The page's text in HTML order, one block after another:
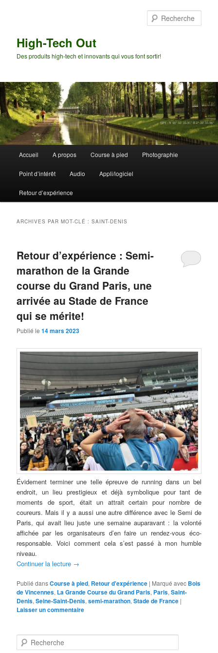
High-Tech Out
Des produits high-tech et innovants qui vous font sortir!
principal
Accueil A propos Course à pied Photographie
Point d’intérêt Audio Appli/logiciel
Retour d’expérience
ARCHIVES PAR MOT-CLÉ :SAINT-DENIS
Retour d’expérience : Semi-
marathon de la Grande
course du Grand Paris, une
arrivée au Stade de France
qui se mérite!
Publié le14 mars 2023
Évidement terminer une telle épreuve de running dans un bel
endroit, un lieu prestigieux et déjà symbolique pour tant de
moments de sport, était un attrait certain pour nombre de
coureurs. Mais il y a aussi une autre différence avec le Semi de
Paris, qui avait lieu juste une semaine auparavant : la volonté
affichée par les organisateurs d’en faire un rendez-vous éco-
responsable. Voici comment cela s’est passé à mon humble
niveau.
Continuer la lecture →
Publié dansCourse à pied, Retour d'expérience | Marqué avec Bois
de Vincennes, La Grande Course du Grand Paris, Paris,Saint-
Denis,Seine-Saint-Denis,semi-marathon,Stade de France |
Laisser un commentaire
e